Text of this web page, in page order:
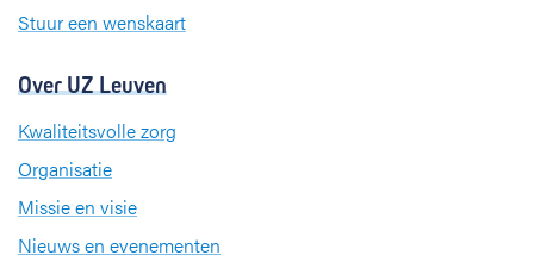
Stuur een wenskaart
Over UZ Leuven
Kwaliteitsvolle zorg
Organisatie
Missie en visie
Nieuws en evenementen